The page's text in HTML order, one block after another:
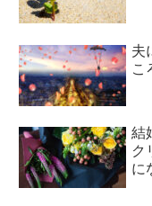
夫
こ
結
ク
に